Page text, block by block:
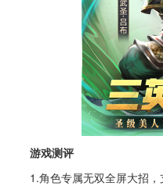
游戏测评
1.角色专属无双全屏大招，